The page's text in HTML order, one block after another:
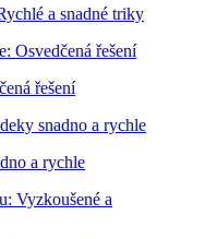
a snadné triky
řešení
a rychle